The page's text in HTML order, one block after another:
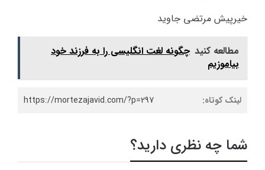
خیرپیش مرتضی جاوید
مطالعه کنید چگونه لغت انگلیسی را به فرزند خود
بیاموزیم
لینک کوتاه: https://mortezajavid.com/?p=297
شما چه نظری دارید؟